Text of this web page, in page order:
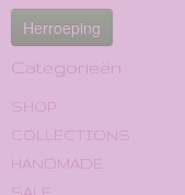
Herroeping
Categorieën
SHOP
COLLECTIONS
HANDMADE